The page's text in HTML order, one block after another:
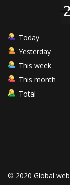
Today
Yesterday
This week
This month
Total
© 2020 Global web